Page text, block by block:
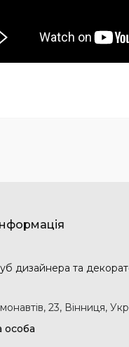
дизайнера та
23, Вінниця,